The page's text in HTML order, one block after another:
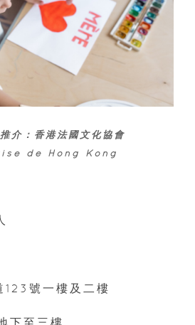
介： 香港法國文化協會
de Hong Kong
123號一樓及二樓